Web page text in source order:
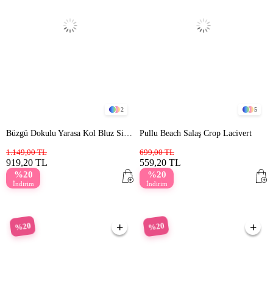
2
Büzgü Dokulu Yarasa Kol Bluz Siyah
919,20 TL
1.149,00 TL
%20
İndirim
5
Pullu Beach Salaş Crop Lacivert
559,20 TL
699,00 TL
%20
İndirim
%20 %20